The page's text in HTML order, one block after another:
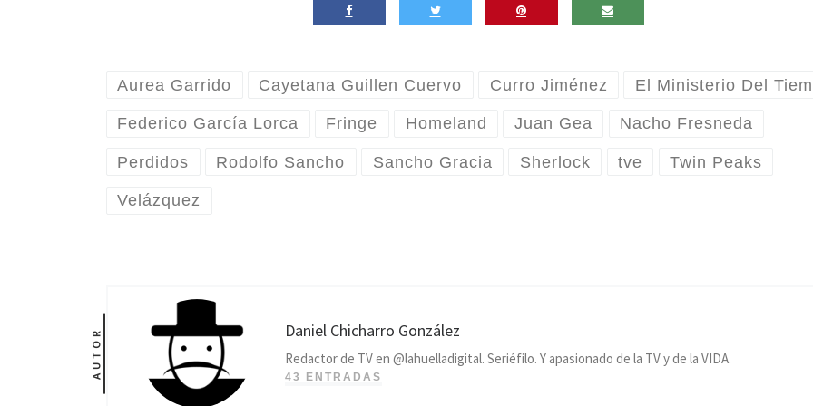
Aurea Garrido Cayetana Guillen Cuervo Curro Jiménez El Ministerio Del
Federico García Lorca Fringe Homeland Juan Gea Nacho Fresneda
Perdidos Rodolfo Sancho Sancho Gracia Sherlock tve Twin Peaks
Velázquez
AUTOR Daniel Chicharro González
Redactor de TV en @lahuelladigital. Seriéfilo. Y apasionado de la TV y de la VIDA.
43 ENTRADAS